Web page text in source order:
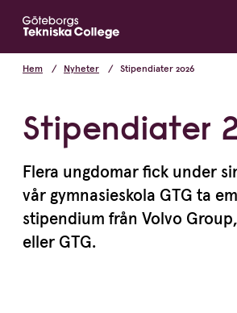
Hem Nyheter Stipendiater 2026
Stipendiater
Flera ung­domar fick under
vår gymna­sie­skola GTG ta
stipendium från Vol­vo
eller GTG.